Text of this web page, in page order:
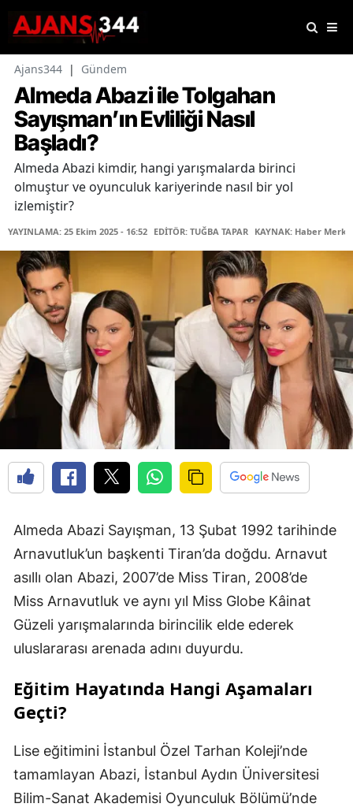
Ajans344 | Gündem
Almeda Abazi ile Tolgahan
Sayışman’ın Evliliği Nasıl
Başladı?
Almeda Abazi kimdir, hangi yarışmalarda birinci
olmuştur ve oyunculuk kariyerinde nasıl bir yol
izlemiştir?
YAYINLAMA: 25 Ekim 2025 - 16:52 EDİTÖR: TUĞBA TAPAR KAYNAK: Haber
Almeda Abazi Sayışman, 13 Şubat 1992 tarihinde
Arnavutluk’un başkenti Tiran’da doğdu. Arnavut
asıllı olan Abazi, 2007’de Miss Tiran, 2008’de
Miss Arnavutluk ve aynı yıl Miss Globe Kâinat
Güzeli yarışmalarında birincilik elde ederek
uluslararası arenada adını duyurdu.
Eğitim Hayatında Hangi Aşamaları
Geçti?
Lise eğitimini İstanbul Özel Tarhan Koleji’nde
tamamlayan Abazi, İstanbul Aydın Üniversitesi
Bilim-Sanat Akademisi Oyunculuk Bölümü’nde